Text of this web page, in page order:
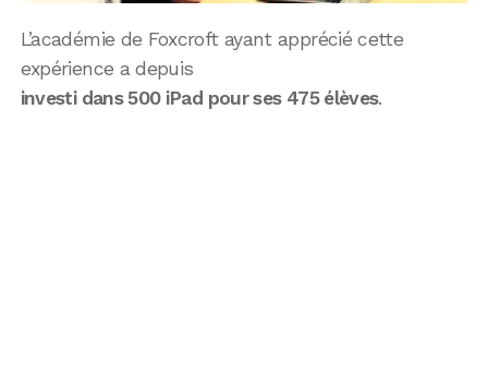
L’académie de Foxcroft ayant apprécié cette
expérience a depuis
investi dans 500 iPad pour ses 475 élèves.